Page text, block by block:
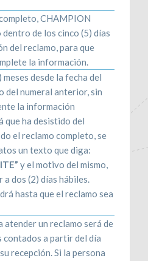
CHAMPION
de los cinco (5) días
del reclamo, para que
la información.
desde la fecha del
del numeral anterior, sin
la información
que ha desistido del
el reclamo completo, se
un texto que diga:
y el motivo del mismo,
dos (2) días hábiles.
hasta que el reclamo sea
atender un reclamo será de
contados a partir del día
recepción. Si la persona